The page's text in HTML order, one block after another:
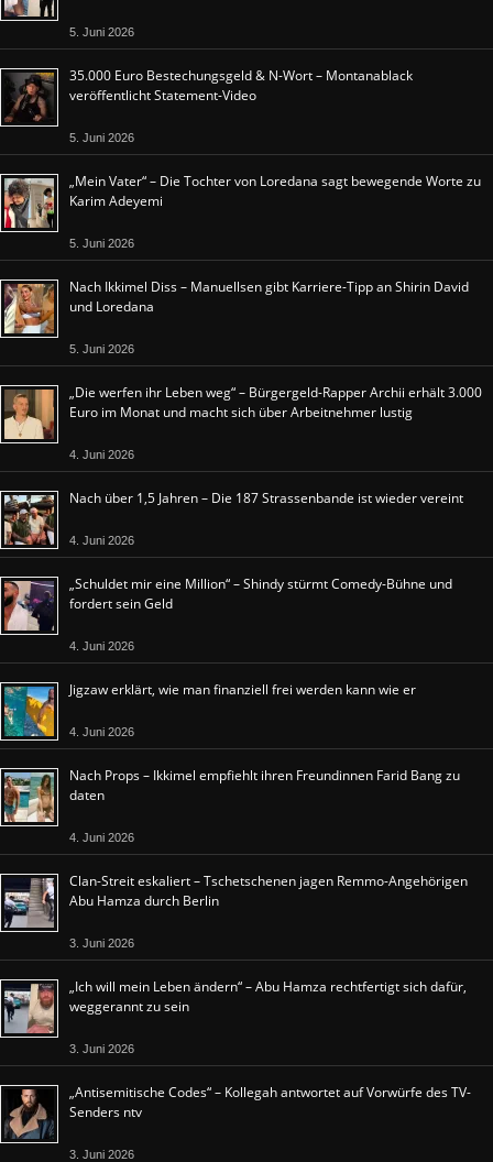
5. Juni 2026
35.000 Euro Bestechungsgeld & N-Wort – Montanablack
veröffentlicht Statement-Video
5. Juni 2026
„Mein Vater“ – Die Tochter von Loredana sagt bewegende Worte zu
Karim Adeyemi
5. Juni 2026
Nach Ikkimel Diss – Manuellsen gibt Karriere-Tipp an Shirin David
und Loredana
5. Juni 2026
„Die werfen ihr Leben weg“ – Bürgergeld-Rapper Archii erhält 3.000
Euro im Monat und macht sich über Arbeitnehmer lustig
4. Juni 2026
Nach über 1,5 Jahren – Die 187 Strassenbande ist wieder vereint
4. Juni 2026
„Schuldet mir eine Million“ – Shindy stürmt Comedy-Bühne und
fordert sein Geld
4. Juni 2026
Jigzaw erklärt, wie man finanziell frei werden kann wie er
4. Juni 2026
Nach Props – Ikkimel empfiehlt ihren Freundinnen Farid Bang zu
daten
4. Juni 2026
Clan-Streit eskaliert – Tschetschenen jagen Remmo-Angehörigen
Abu Hamza durch Berlin
3. Juni 2026
„Ich will mein Leben ändern“ – Abu Hamza rechtfertigt sich dafür,
weggerannt zu sein
3. Juni 2026
„Antisemitische Codes“ – Kollegah antwortet auf Vorwürfe des TV-
Senders ntv
3. Juni 2026